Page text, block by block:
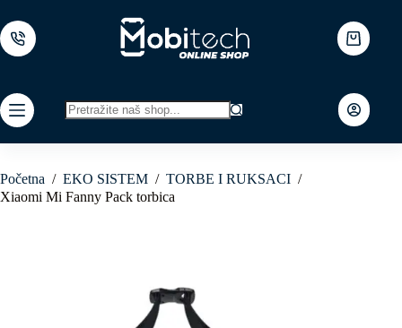
to
content
Shopping
cart
results
Početna / EKO SISTEM / TORBE I RUKSACI /
Xiaomi Mi Fanny Pack torbica